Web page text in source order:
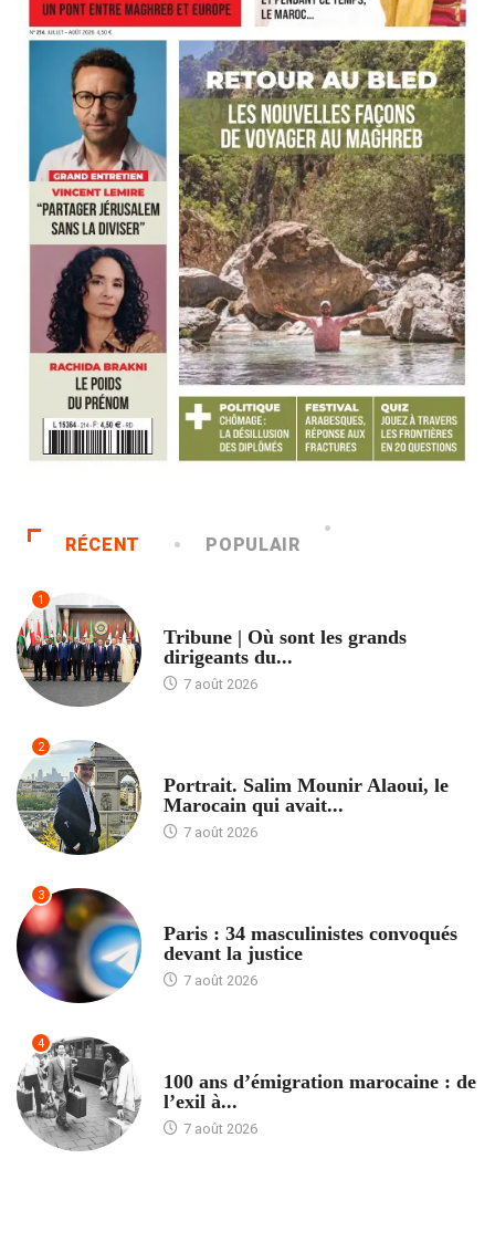
RÉCENT POPULAIR
1
Tribune | Où sont les grands
dirigeants du...
7 août 2026
2
Portrait. Salim Mounir Alaoui, le
Marocain qui avait...
7 août 2026
3
Paris : 34 masculinistes convoqués
devant la justice
7 août 2026
4
100 ans d’émigration marocaine : de
l’exil à...
7 août 2026